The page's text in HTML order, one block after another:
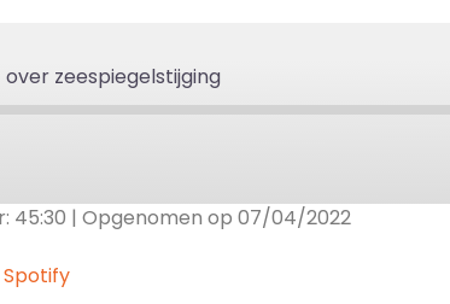
zeespiegelstijging
45:30 | Opgenomen op 07/04/2022
Spotify